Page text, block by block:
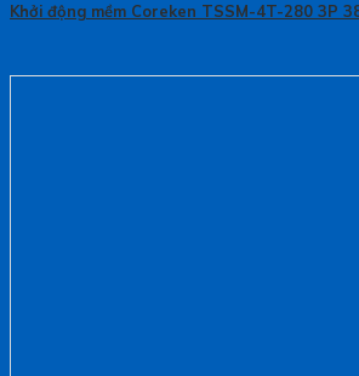
Khởi động mềm Coreken TSSM-4T-280 3P